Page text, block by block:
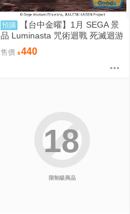
預購
【台中金曜】1月 SEGA 景
品 Luminasta 咒術迴戰 死滅迴游
禪院直哉 0901
售價 440
限制級商品
18